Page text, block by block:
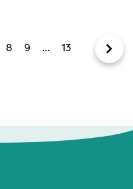
8 9 … 13